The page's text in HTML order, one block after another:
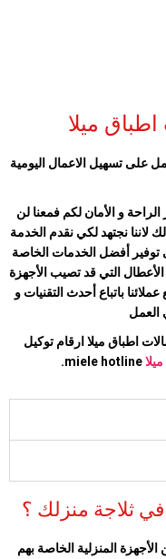
ميلا
على تسهيل الاعمال اليومية
و الأمان لكم فمعنا لن
نجتهد لكي نقدم الخدمة
توفير أفضل الخدمات الخاصة
التي قد تصيب الأجهزة
باتباع أحدث التقنيات و
العمل
اطباق ميلا ارقام توكيل
ميلا miele hotline.
ثلاجة منزلك ؟
المنزلية الخاصة بهم